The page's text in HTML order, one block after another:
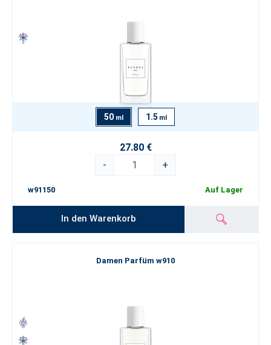
50 ml 1.5 ml
27.80 €
-
+
w91150 Auf Lager
In den Warenkorb
Damen Parfüm w910